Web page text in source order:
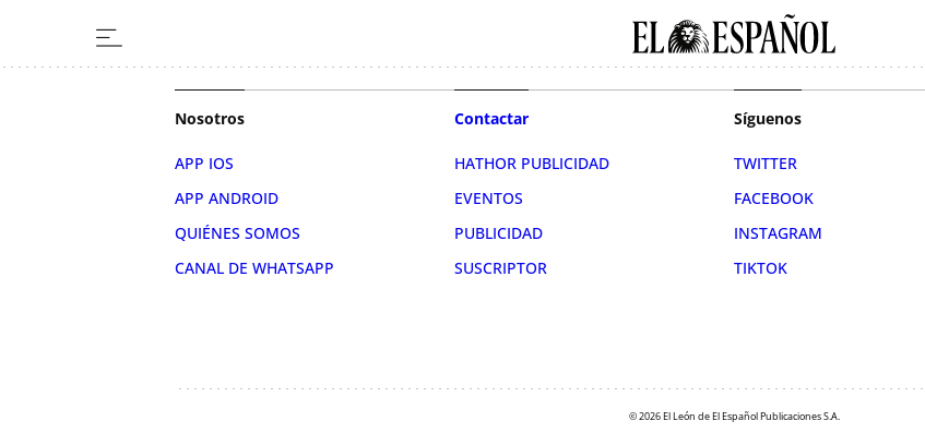
Nosotros
APP IOS
APP ANDROID
QUIÉNES SOMOS
CANAL DE WHATSAPP
Contactar
HATHOR PUBLICIDAD
EVENTOS
PUBLICIDAD
SUSCRIPTOR
Síguenos
TWITTER
FACEBOOK
INSTAGRAM
TIKTOK
© 2026 El León de El Español Publicaciones S.A.